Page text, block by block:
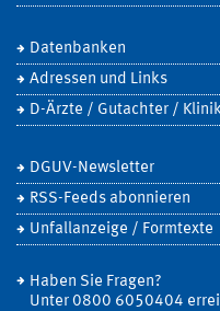
Datenbanken
Adressen und Links
D-Ärzte / Gutachter /
DGUV-Newsletter
RSS-Feeds abonnieren
Unfallanzeige / Formtexte
Haben Sie Fragen?
Unter 0800 6050404